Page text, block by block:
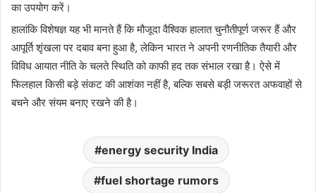
का उपयोग करें।
हालांकि विशेषज्ञ यह भी मानते हैं कि मौजूदा वैश्विक हालात चुनौतीपूर्ण जरूर हैं और
आपूर्ति शृंखला पर दबाव बना हुआ है, लेकिन भारत ने अपनी रणनीतिक तैयारी और
विविध आयात नीति के चलते स्थिति को काफी हद तक संभाल रखा है। ऐसे में
फिलहाल किसी बड़े संकट की आशंका नहीं है, बल्कि सबसे बड़ी जरूरत अफवाहों से
बचने और संयम बनाए रखने की है।
energy security India
fuel shortage rumors